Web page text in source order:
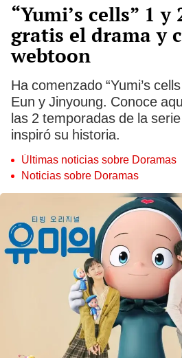
“Yumi’s cells” 1
gratis el drama y
webtoon
Ha comenzado “Yumi’s
Eun y Jinyoung. Conoce
las 2 temporadas de la
inspiró su historia.
Últimas noticias sobre Doramas
Noticias sobre Doramas